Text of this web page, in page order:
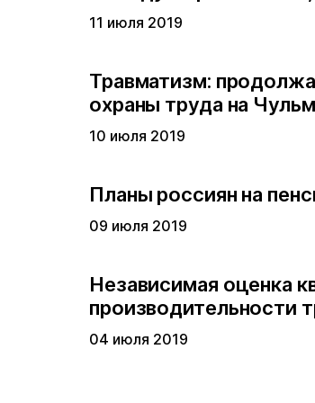
11 июля 2019
Травматизм:
охраны труда на
10 июля 2019
Планы россиян на
09 июля 2019
Независимая оценка
производительности
04 июля 2019